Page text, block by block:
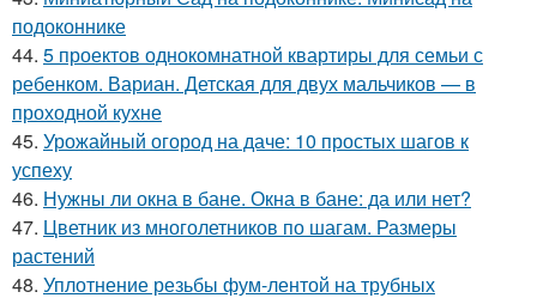
подоконнике
44. 5 проектов однокомнатной квартиры для семьи с
ребенком. Вариан. Детская для двух мальчиков — в
проходной кухне
45. Урожайный огород на даче: 10 простых шагов к
успеху
46. Нужны ли окна в бане. Окна в бане: да или нет?
47. Цветник из многолетников по шагам. Размеры
растений
48. Уплотнение резьбы фум-лентой на трубных